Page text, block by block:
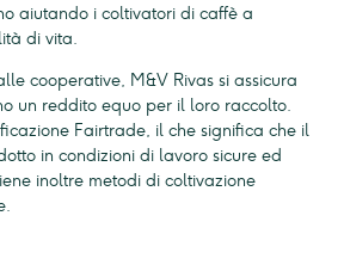
aiutando i coltivatori di caffè a
di vita.
cooperative, M&V Rivas si assicura
un reddito equo per il loro raccolto.
Fairtrade, il che significa che il
in condizioni di lavoro sicure ed
inoltre metodi di coltivazione